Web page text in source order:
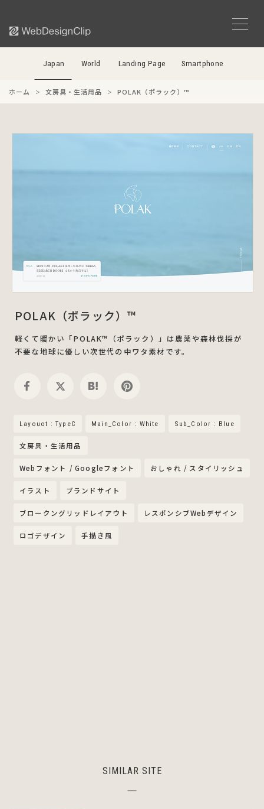
Japan World Landing Page Smartphone
ホーム 文房具・生活用品 POLAK（ポラック）™
POLAK（ポラック）™
軽くて暖かい「POLAK™（ポラック）」は農薬や森林伐採が
不要な地球に優しい次世代の中ワタ素材です。
Layouot : TypeC Main_Color : White Sub_Color : Blue
文房具・生活用品
Webフォント / Googleフォント おしゃれ / スタイリッシュ
イラスト ブランドサイト
ブロークングリッドレイアウト レスポンシブWebデザイン
ロゴデザイン 手描き風
SIMILAR SITE